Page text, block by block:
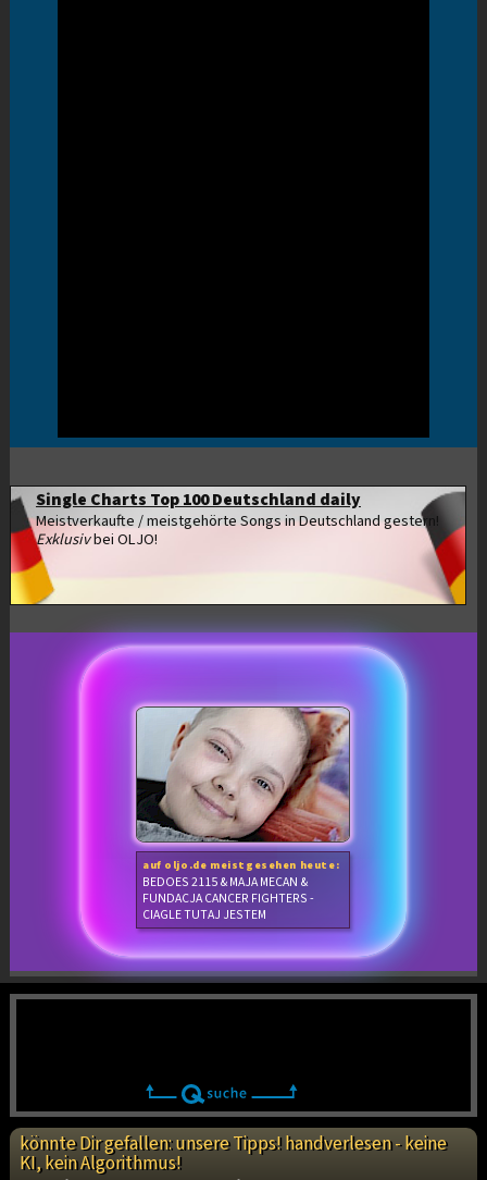
Single Charts Top 100 Deutschland daily
Meistverkaufte / meistgehörte Songs in Deutschland gestern!
Exklusivbei OLJO!
auf oljo.de meistgesehen heute:
BEDOES 2115 & MAJA MECAN &
FUNDACJA CANCER FIGHTERS -
CIAGLE TUTAJ JESTEM
könnte Dir gefallen: unsere Tipps! handverlesen - keine
KI, kein Algorithmus!